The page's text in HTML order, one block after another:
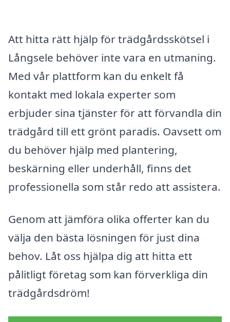
Att hitta rätt hjälp för trädgårdsskötsel i
Långsele behöver inte vara en utmaning.
Med vår plattform kan du enkelt få
kontakt med lokala experter som
erbjuder sina tjänster för att förvandla din
trädgård till ett grönt paradis. Oavsett om
du behöver hjälp med plantering,
beskärning eller underhåll, finns det
professionella som står redo att assistera.
Genom att jämföra olika offerter kan du
välja den bästa lösningen för just dina
behov. Låt oss hjälpa dig att hitta ett
pålitligt företag som kan förverkliga din
trädgårdsdröm!